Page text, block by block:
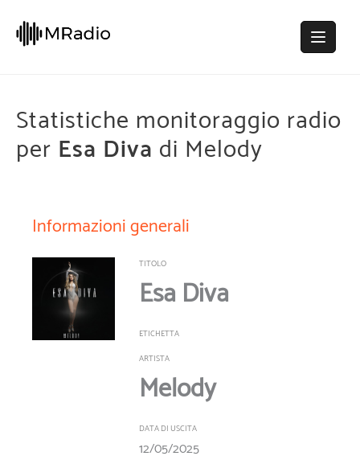
Statistiche monitoraggio radio
per Esa Diva di Melody
Informazioni generali
TITOLO
Esa Diva
ETICHETTA
ARTISTA
Melody
DATA DI USCITA
12/05/2025